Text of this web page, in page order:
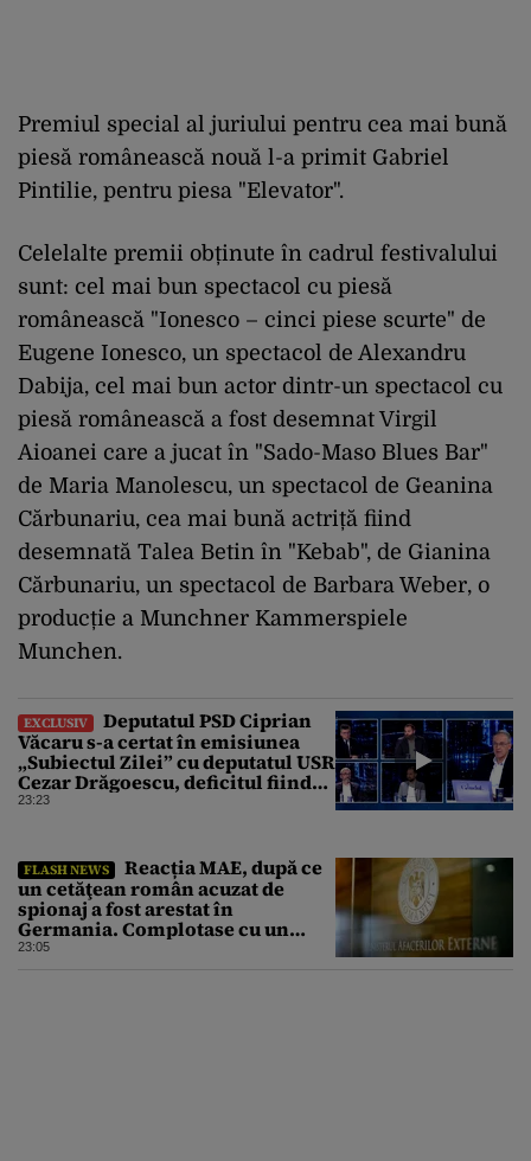
Premiul special al juriului pentru cea mai bună
piesă românească nouă l-a primit Gabriel
Pintilie, pentru piesa "Elevator".
Celelalte premii obținute în cadrul festivalului
sunt: cel mai bun spectacol cu piesă
românească "Ionesco – cinci piese scurte" de
Eugene Ionesco, un spectacol de Alexandru
Dabija, cel mai bun actor dintr-un spectacol cu
piesă românească a fost desemnat Virgil
Aioanei care a jucat în "Sado-Maso Blues Bar"
de Maria Manolescu, un spectacol de Geanina
Cărbunariu, cea mai bună actriță fiind
desemnată Talea Betin în "Kebab", de Gianina
Cărbunariu, un spectacol de Barbara Weber, o
producție a Munchner Kammerspiele
Munchen.
EXCLUSIV
Deputatul PSD Ciprian
Văcaru s-a certat în emisiunea
„Subiectul Zilei” cu deputatul USR
Cezar Drăgoescu, deficitul fiind
motivul scandalului
23:23
FLASH NEWS
Reacția MAE, după ce
un cetăţean român acuzat de
spionaj a fost arestat în
Germania. Complotase cu un
ucrainean ca să asasineze un
23:05